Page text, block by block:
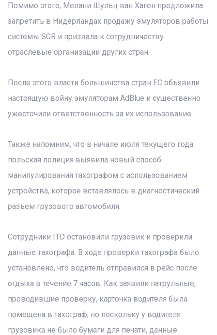
Помимо этого, Мелани Шульц ван Хаген предложила
запретить в Нидерландах продажу эмуляторов работы
системы SCR и призвала к сотрудничеству
отраслевые организации других стран.
После этого власти большинства стран ЕС объявили
настоящую войну эмуляторам AdBlue и существенно
ужесточили ответственность за их использование.
Также напомним, что в начале июля текущего года
польская полиция выявила новый способ
манипулирования тахографом с использованием
устройства, которое вставлялось в диагностический
разъем грузового автомобиля.
Сотрудники ITD остановили грузовик и проверили
данные тахографа. В ходе проверки тахографа было
установлено, что водитель отправился в рейс после
отдыха в течение 7 часов. Как заявили патрульные,
проводившие проверку, карточка водителя была
помещена в тахограф, но поскольку у водителя
грузовика не было бумаги для печати, данные